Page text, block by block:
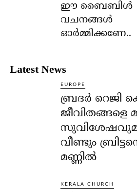
ഈ ബൈബിള്‍
വചനങ്ങള്‍
ഓര്‍മ്മിക്കണേ..
Latest News
EUROPE
ബ്രദർ റെജി
ജീവിതങ്ങളെ
വീണ്ടും
മണ്ണിൽ
KERALA CHURCH